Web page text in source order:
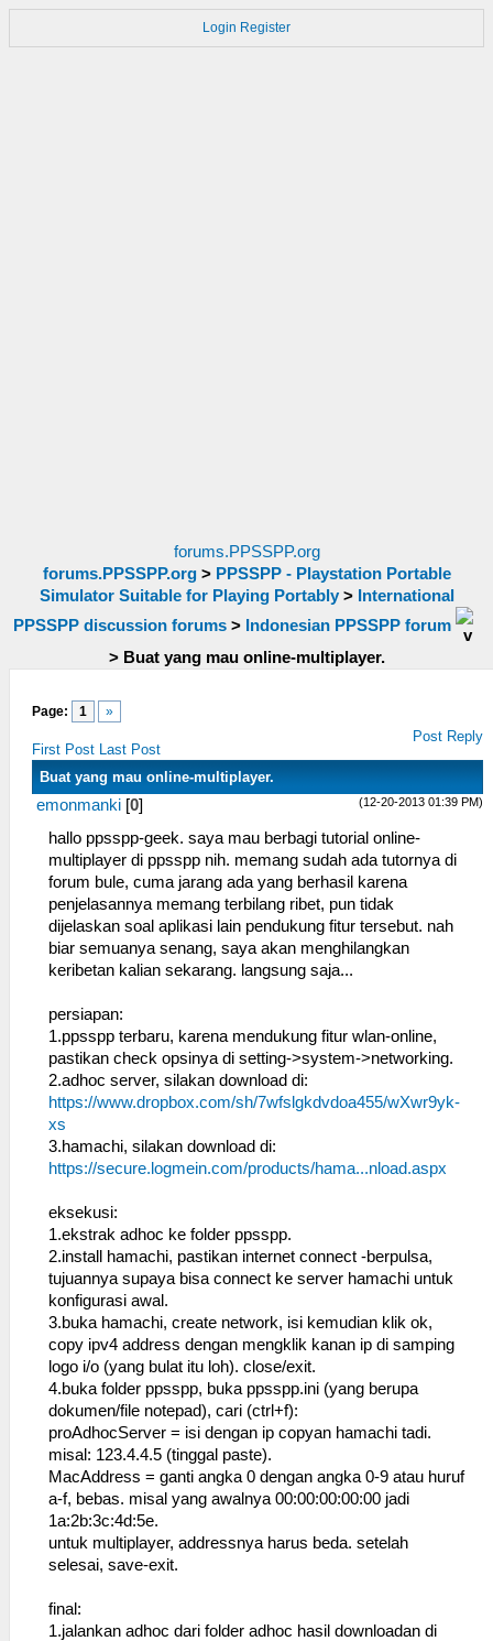
Login Register
forums.PPSSPP.org
forums.PPSSPP.org> PPSSPP - Playstation Portable
Simulator Suitable for Playing Portably> International
PPSSPP discussion forums> Indonesian PPSSPP forum
> Buat yang mau online-multiplayer.
Page: 1 »
First Post Last Post
Post Reply
Buat yang mau online-multiplayer.
(12-20-2013 01:39 PM)
emonmanki [0]
hallo ppsspp-geek. saya mau berbagi tutorial online-
multiplayer di ppsspp nih. memang sudah ada tutornya di
forum bule, cuma jarang ada yang berhasil karena
penjelasannya memang terbilang ribet, pun tidak
dijelaskan soal aplikasi lain pendukung fitur tersebut. nah
biar semuanya senang, saya akan menghilangkan
keribetan kalian sekarang. langsung saja...
persiapan:
1.ppsspp terbaru, karena mendukung fitur wlan-online,
pastikan check opsinya di setting->system->networking.
2.adhoc server, silakan download di:
https://www.dropbox.com/sh/7wfslgkdvdoa455/wXwr9yk-
xs
3.hamachi, silakan download di:
https://secure.logmein.com/products/hama...nload.aspx
eksekusi:
1.ekstrak adhoc ke folder ppsspp.
2.install hamachi, pastikan internet connect -berpulsa,
tujuannya supaya bisa connect ke server hamachi untuk
konfigurasi awal.
3.buka hamachi, create network, isi kemudian klik ok,
copy ipv4 address dengan mengklik kanan ip di samping
logo i/o (yang bulat itu loh). close/exit.
4.buka folder ppsspp, buka ppsspp.ini (yang berupa
dokumen/file notepad), cari (ctrl+f):
proAdhocServer = isi dengan ip copyan hamachi tadi.
misal: 123.4.4.5 (tinggal paste).
MacAddress = ganti angka 0 dengan angka 0-9 atau huruf
a-f, bebas. misal yang awalnya 00:00:00:00:00 jadi
1a:2b:3c:4d:5e.
untuk multiplayer, addressnya harus beda. setelah
selesai, save-exit.
final:
1.jalankan adhoc dari folder adhoc hasil downloadan di